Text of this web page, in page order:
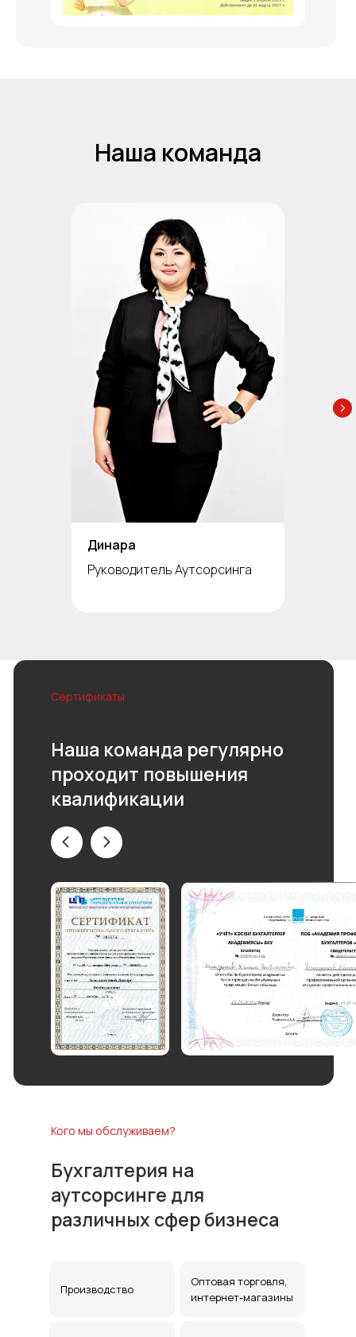
Наша команда
Динара
Руководитель Аутсорсинга
Сертификаты
Наша команда регулярно
проходит повышения
квалификации
Бухгалтерия на
аутсорсинге для
различных сфер бизнеса
Кого мы обслуживаем?
Производство
Оптовая торговля,
интернет-магазины
Отзывы наших
постоянных клиентов